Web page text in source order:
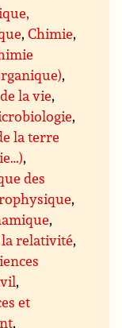
,Chimie,
,
la vie,
,
la terre
,
des
,
,
relativité,
,
et
,